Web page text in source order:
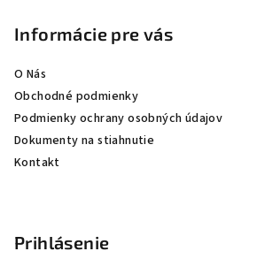
Informácie pre vás
O Nás
Obchodné podmienky
Podmienky ochrany osobných údajov
Dokumenty na stiahnutie
Kontakt
Prihlásenie